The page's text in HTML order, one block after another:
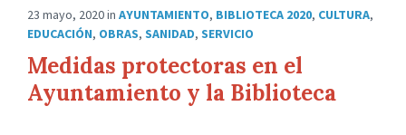
23 mayo, 2020in AYUNTAMIENTO, BIBLIOTECA 2020, CULTURA,
EDUCACIÓN, OBRAS, SANIDAD, SERVICIO
Medidas protectoras en el
Ayuntamiento y la Biblioteca